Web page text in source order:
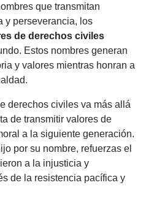
que transmitan
y perseverancia, los
de derechos civiles
Estos nombres generan
y valores mientras honran a
derechos civiles va más allá
de transmitir valores de
a la siguiente generación.
por su nombre, refuerzas el
a la injusticia y
de la resistencia pacífica y